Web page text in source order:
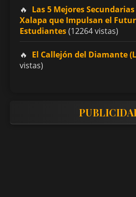
Las 5 Mejores
Xalapa que Impulsan el
Estudiantes(12264 vistas)
El Callejón del Diamante
vistas)